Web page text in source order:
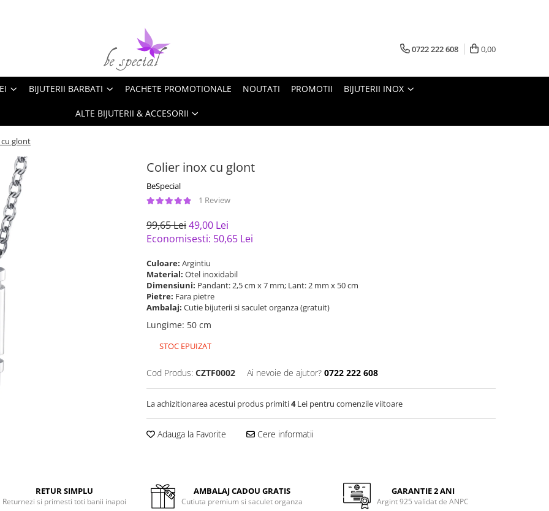
0722 222 608 0,00
BIJUTERII BARBATI PACHETE PROMOTIONALE NOUTATI PROMOTII BIJUTERII INOX
ALTE BIJUTERII & ACCESORII
glont
Colier inox cu glont
BeSpecial
1 Review
99,65 Lei49,00 Lei
Economisesti: 50,65 Lei
Culoare: Argintiu
Material: Otel inoxidabil
Dimensiuni: Pandant: 2,5 cm x 7 mm; Lant: 2 mm x 50 cm
Pietre: Fara pietre
Ambalaj: Cutie bijuterii si saculet organza (gratuit)
Lungime: 50 cm
STOC EPUIZAT
Cod Produs: CZTF0002 Ai nevoie de ajutor? 0722 222 608
La achizitionarea acestui produs primiti4Lei pentru comenzile viitoare
Adauga la Favorite Cere informatii
RETUR SIMPLU
Returnezi si primesti toti banii inapoi
AMBALAJ CADOU GRATIS
Cutiuta premium si saculet organza
GARANTIE 2 ANI
Argint 925 validat de ANPC